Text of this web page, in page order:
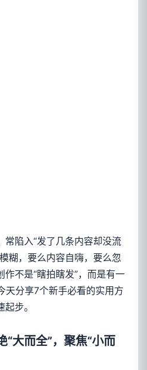
常陷入“发了几条内容却没流
糊，要么内容自嗨，要么忽
不是“瞎拍瞎发”，而是有一
天分享7个新手必看的实用方
步。
“大而全”，聚焦“小而